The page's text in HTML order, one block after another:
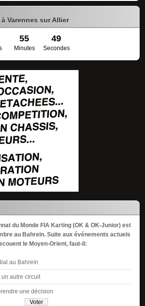
Varennes sur Allier
55 48
Minutes Secondes
du Monde FIA Karting (OK & OK-Junior) est
au Bahreïn. Suite aux événements actuels
le Moyen-Orient, faut-il:
au Bahreïn
autre circuit
une décision